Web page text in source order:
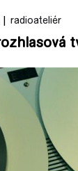
| radioateliér